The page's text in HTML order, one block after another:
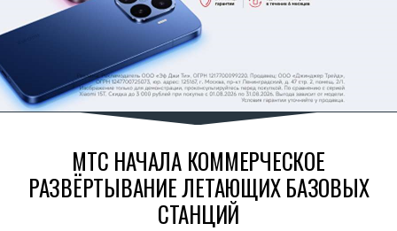
МТС НАЧАЛА КОММЕРЧЕСКОЕ
РАЗВЁРТЫВАНИЕ ЛЕТАЮЩИХ БАЗОВЫХ
СТАНЦИЙ